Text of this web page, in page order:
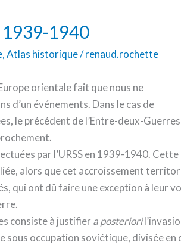
1939-1940
,Atlas historique/renaud.rochette
orientale fait que nous ne
d’un événements. Dans le cas de
le précédent de l’Entre-deux-
par l’URSS en 1939-1940.
alors que cet accroissement
qui ont dû faire une exception à
consiste à justifier a posteriori
sous occupation soviétique, divisée